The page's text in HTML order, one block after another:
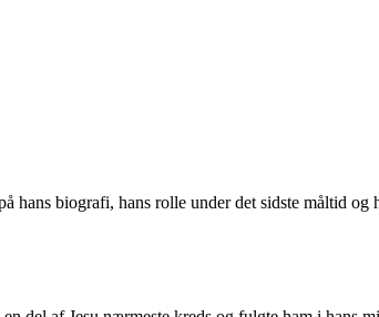
hans biografi, hans rolle under det sidste måltid og